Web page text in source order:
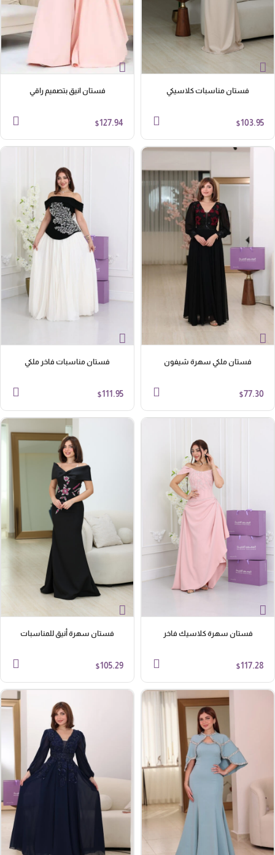
فستان مناسبات كلاسيكي
$103.95
فستان انيق بتصميم راقي
$127.94
فستان ملكي سهرة شيفون
$77.30
فستان مناسبات فاخر ملكي
$ 111.95
فستان سهرة كلاسيك فاخر
$117.28
فستان سهرة أنيق للمناسبات
$105.29